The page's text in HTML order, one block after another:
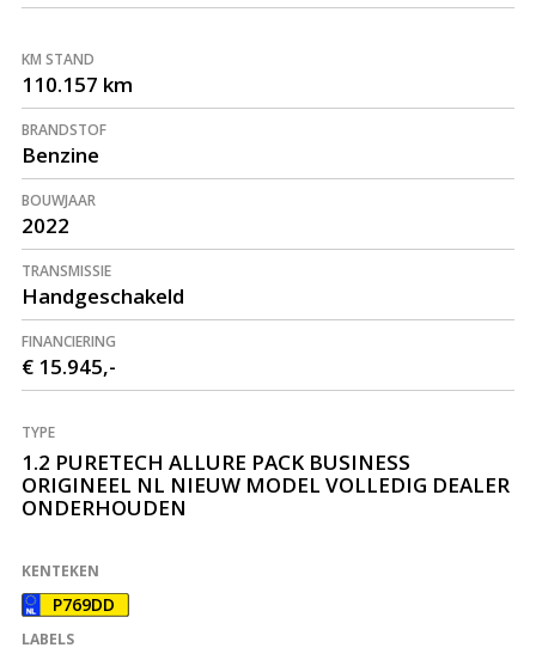
KM STAND
110.157 km
BRANDSTOF
Benzine
BOUWJAAR
2022
TRANSMISSIE
Handgeschakeld
FINANCIERING
€ 15.945,-
TYPE
1.2 PURETECH ALLURE PACK BUSINESS
ORIGINEEL NL NIEUW MODEL VOLLEDIG DEALER
ONDERHOUDEN
KENTEKEN
P769DD
LABELS